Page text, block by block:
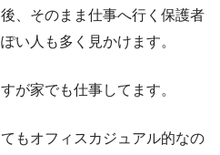
、そのまま仕事へ行く保護者
い人も多く見かけます。
が家でも仕事してます。
もオフィスカジュアル的なの